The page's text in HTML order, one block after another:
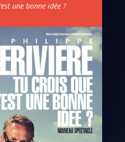
une bonne idée ?